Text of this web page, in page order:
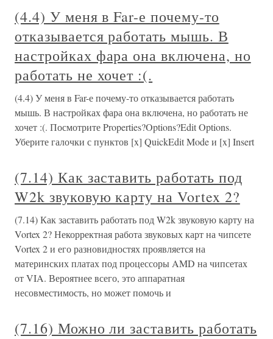
(4.4) У меня в Far-е почему-то
отказывается работать мышь. В
настройках фара она включена, но
работать не хочет :(.
(4.4) У меня в Far-е почему-то отказывается работать
мышь. В настройках фара она включена, но работать не
хочет :(. Посмотрите Properties?Options?Edit Options.
Уберите галочки с пунктов [x] QuickEdit Mode и [x] Insert
(7.14) Как заставить работать под
W2k звуковую карту на Vortex 2?
(7.14) Как заставить работать под W2k звуковую карту на
Vortex 2? Некорректная работа звуковых карт на чипсете
Vortex 2 и его разновидностях проявляется на
материнских платах под процессоры AMD на чипсетах
от VIA. Вероятнее всего, это аппаратная
несовместимость, но может помочь и
(7.16) Можно ли заставить работать